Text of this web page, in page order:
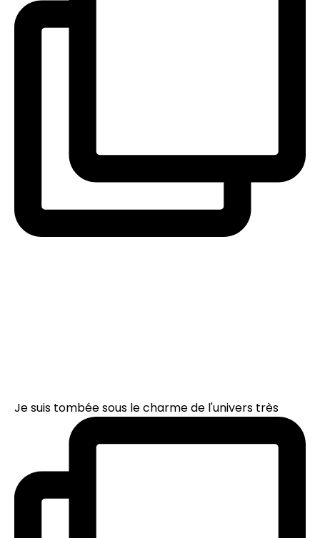
Je suis tombée sous le charme de l'univers très